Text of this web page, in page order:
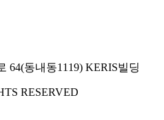
64(동내동1119) KERIS빌딩
RESERVED